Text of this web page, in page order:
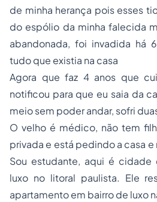
de minha herança pois esses
do espólio da minha falecida
abandonada, foi invadida há
tudo que existia na casa
Agora que faz 4 anos que
notificou para que eu saia da
meio sem poder andar, sofri
O velho é médico, não tem
privada e está pedindo a casa e
Sou estudante, aqui é cidade
luxo no litoral paulista. Ele
apartamento em bairro de luxo